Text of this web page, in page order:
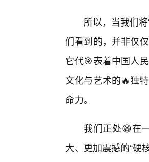
所以，当我们将
们看到的，并非仅
它代🎯表着中国人
文化与艺术的🔥独
命力。
我们正处😁在
大、更加震撼的“硬